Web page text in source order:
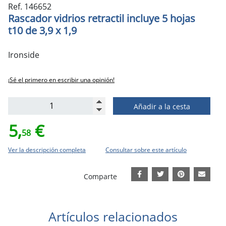
Ref. 146652
Rascador vidrios retractil incluye 5 hojas
t10 de 3,9 x 1,9
Ironside
¡Sé el primero en escribir una opinión!
Añadir a la cesta
5,58 €
Ver la descripción completa Consultar sobre este artículo
Comparte
Artículos relacionados